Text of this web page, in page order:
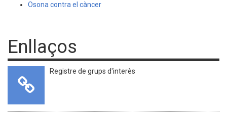
Osona contra el càncer
Enllaços
Registre de grups d'interès